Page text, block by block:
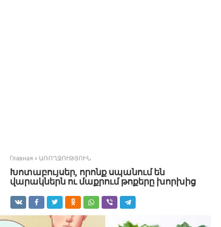
Главная » ԱՌՈՂՋՈՒԹՅՈԻՆ
Խոտաբույսեր, որոնք սպանում են
վարակներն ու մաքրում թոքերը խորխից